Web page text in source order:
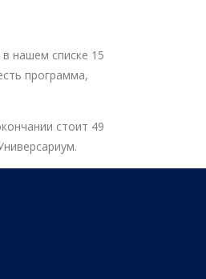
нашем списке 15
программа,
стоит 49